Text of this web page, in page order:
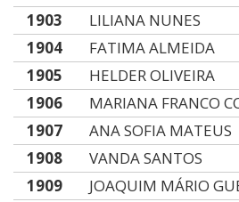
1903
LILIANA NUNES
1904
FATIMA ALMEIDA
1905
HELDER OLIVEIRA
1906
MARIANA FRANCO
1907
ANA SOFIA MATEUS
1908
VANDA SANTOS
1909
JOAQUIM MÁRIO